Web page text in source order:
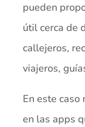
pueden
útil cerca de
callejeros,
viajeros,
En este caso
en las apps